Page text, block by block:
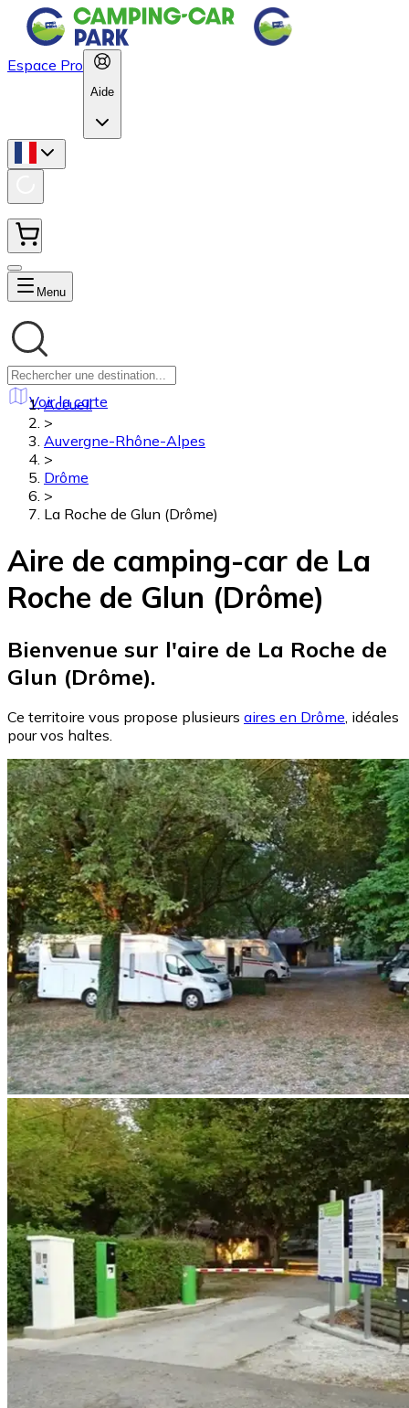
Espace Pro
Aide
Menu
Voir la carte
Accueil
>
Auvergne-Rhône-Alpes
>
Drôme
>
La Roche de Glun (Drôme)
Aire de camping-car de La
Roche de Glun (Drôme)
Bienvenue sur l'aire de La Roche de
Glun (Drôme).
Ce territoire vous propose plusieurs aires en Drôme, idéales
pour vos haltes.